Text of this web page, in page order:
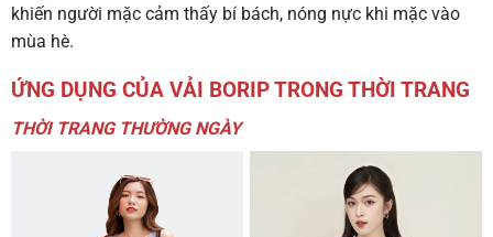
khiến người mặc cảm thấy bí bách, nóng nực khi mặc vào
mùa hè.
ỨNG DỤNG CỦA VẢI BORIP TRONG THỜI TRANG
THỜI TRANG THƯỜNG NGÀY